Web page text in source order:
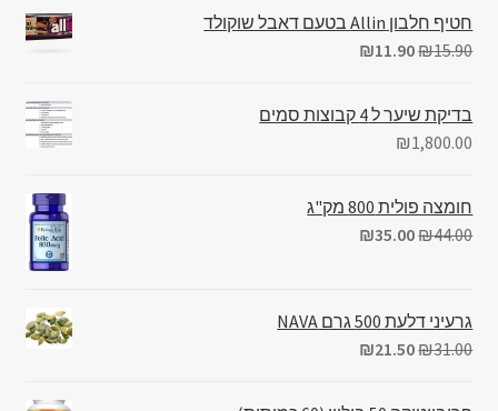
חטיף חלבון Allin בטעם דאבל שוקולד
₪15.90
₪11.90
בדיקת שיער ל 4 קבוצות סמים
₪1,800.00
חומצה פולית 800 מק"ג
₪44.00
₪35.00
גרעיני דלעת 500 גרם NAVA
₪31.00
₪21.50